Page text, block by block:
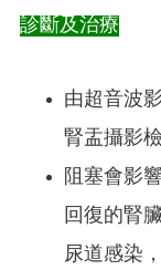
診斷及治療
由超音波
腎盂攝影
阻塞會影
回復的腎
尿道感染